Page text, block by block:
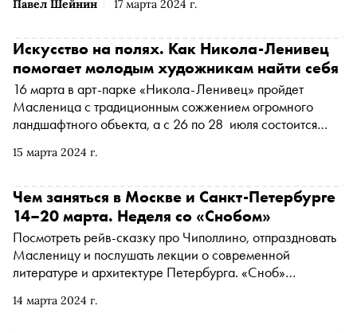
Павел Шейнин 17 марта 2024 г.
15 марта 2024 г.
Искусство на полях. Как Никола-Ленивец
помогает молодым художникам найти себя
16 марта в арт-парке «Никола-Ленивец» пройдет
Масленица с традиционным сожжением огромного
ландшафтного объекта, а с 26 по 28 июля состоится
помимо арт-объектов от классиков современного
архитекторов. Создатели мероприятия рассказали
«Снобу» о том, как, зачем и почему команда парка
сотрудничает с начинающими авторами
14 марта 2024 г.
Чем заняться в Москве и Санкт-Петербурге
14–20 марта. Неделя со «Снобом»
Посмотреть рейв-сказку про Чиполлино, отпраздновать
Масленицу и послушать лекции о современной
литературе и архитектуре Петербурга. «Сноб»
ближайшей неделе